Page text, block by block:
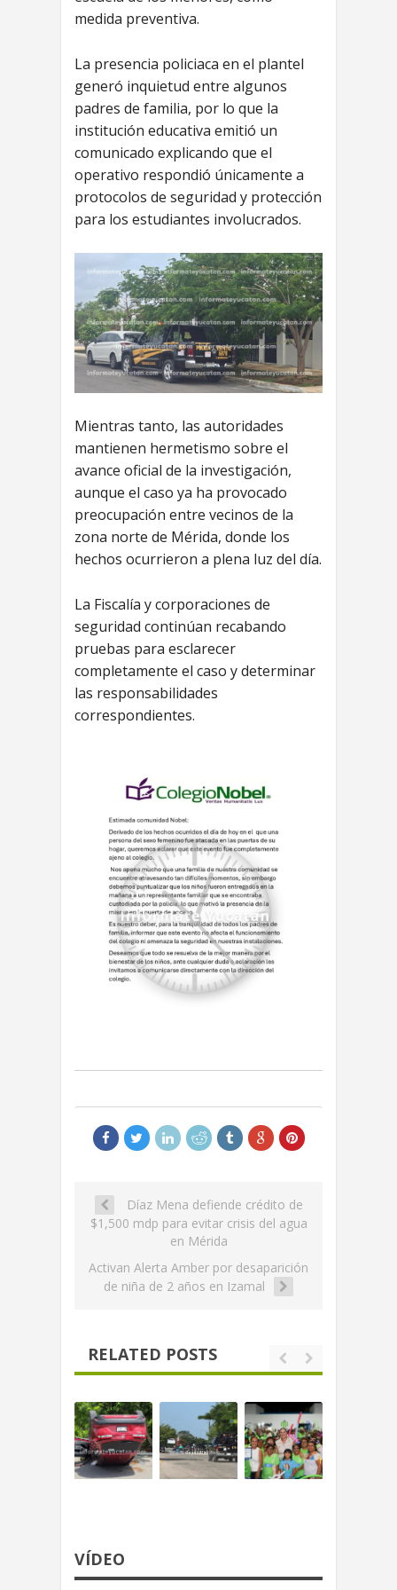
medida preventiva.
La presencia policiaca en el plantel
generó inquietud entre algunos
padres de familia, por lo que la
institución educativa emitió un
comunicado explicando que el
operativo respondió únicamente a
protocolos de seguridad y protección
para los estudiantes involucrados.
Mientras tanto, las autoridades
mantienen hermetismo sobre el
avance oficial de la investigación,
aunque el caso ya ha provocado
preocupación entre vecinos de la
zona norte de Mérida, donde los
hechos ocurrieron a plena luz del día.
La Fiscalía y corporaciones de
seguridad continúan recabando
pruebas para esclarecer
completamente el caso y determinar
las responsabilidades
correspondientes.
Díaz Mena defiende crédito de
$1,500 mdp para evitar crisis del agua
en Mérida
Activan Alerta Amber por desaparición
de niña de 2 años en Izamal
RELATED POSTS
VÍDEO